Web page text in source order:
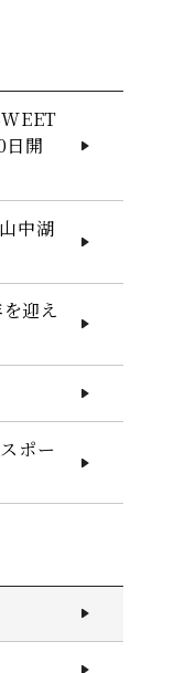
開
中湖
迎え
ポー